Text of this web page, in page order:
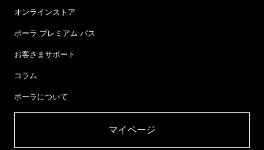
オンラインストア
ポーラ プレミアム パス
お客さまサポート
コラム
ポーラについて
マイページ​